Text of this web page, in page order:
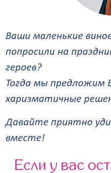
Ваши маленькие
попросили на
героев?
Тогда мы предложим
харизматичные
Давайте приятно
вместе!
Если у вас